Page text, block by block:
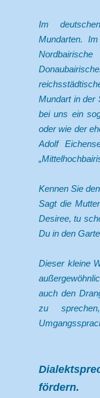
Im
Mundarten.
Mundart in der
bei uns ein
oder wie der
Adolf
Kennen Sie
Sagt die
Desiree, tu
Du in den
Dieser kleine
auch den
zu
fördern.